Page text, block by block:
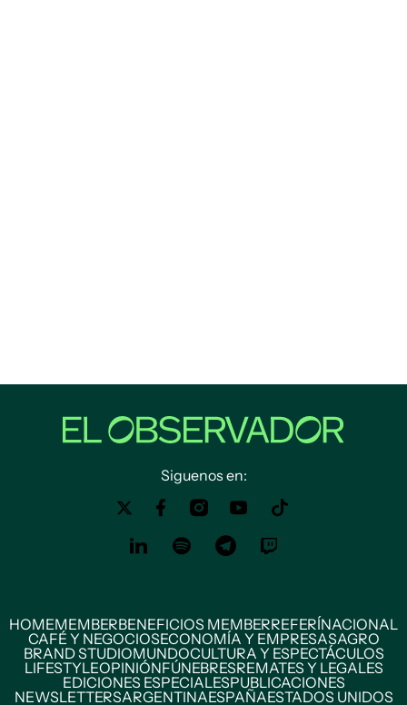
Siguenos en:
HOMEMEMBERBENEFICIOS MEMBERREFERÍNACIONAL
CAFÉ Y NEGOCIOSECONOMÍA Y EMPRESASAGRO
BRAND STUDIOMUNDOCULTURA Y ESPECTÁCULOS
LIFESTYLEOPINIÓNFÚNEBRESREMATES Y LEGALES
EDICIONES ESPECIALESPUBLICACIONES
NEWSLETTERSARGENTINAESPAÑAESTADOS UNIDOS